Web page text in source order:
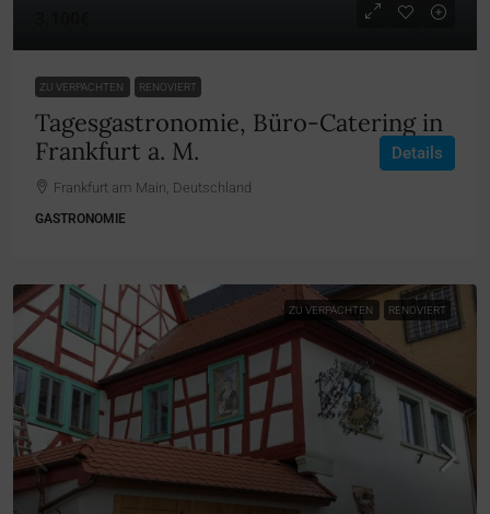
ZU VERPACHTEN RENOVIERT
Tagesgastronomie, Büro-Catering in
Frankfurt a. M.
Frankfurt am Main, Deutschland
GASTRONOMIE
Details
ZU VERPACHTEN RENOVIERT